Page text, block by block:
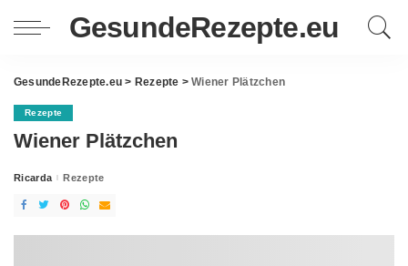
GesundeRezepte.eu
GesundeRezepte.eu > Rezepte >Wiener Plätzchen
Rezepte
Wiener Plätzchen
Posted
Ricarda Rezepte